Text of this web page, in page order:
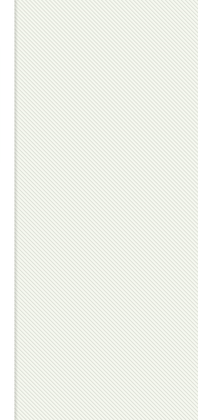
Вадим
Иванов
Бувайсар
Сайтиев
Александр
Карелин
Николай
Попов
Денис
Аблязин
Валентина
Родионенко
Вячеслав
Фетисов
Ксения
Семенова